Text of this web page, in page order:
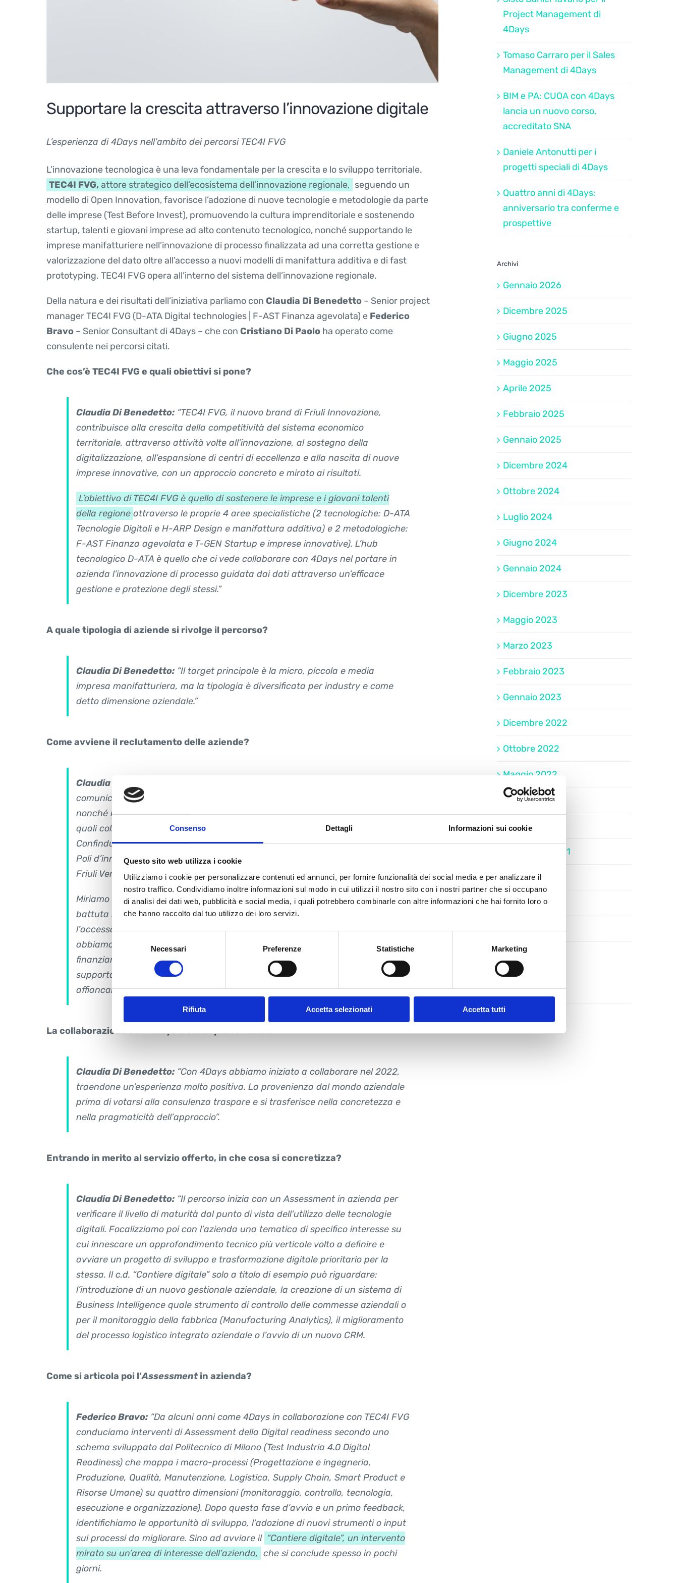
Consenso Dettagli Informazioni sui cookie
Questo sito web utilizza i cookie
Utilizziamo i cookie per personalizzare contenuti ed annunci, per fornire funzionalità dei social media e per analizzare il
nostro traffico. Condividiamo inoltre informazioni sul modo in cui utilizzi il nostro sito con i nostri partner che si occupano
di analisi dei dati web, pubblicità e social media, i quali potrebbero combinarle con altre informazioni che hai fornito loro o
che hanno raccolto dal tuo utilizzo dei loro servizi.
del
consenso
Necessari Preferenze Statistiche Marketing
Rifiuta Accetta selezionati Accetta tutti
Supportare la crescita attraverso l’innovazione digitale
L’esperienza di 4Days nell’ambito dei percorsi TEC4I FVG
L’innovazione tecnologica è una leva fondamentale per la crescita e lo sviluppo territoriale.
TEC4I FVG,attore strategico dell’ecosistema dell’innovazione regionale, seguendo un
modello di Open Innovation, favorisce l’adozione di nuove tecnologie e metodologie da parte
delle imprese (Test Before Invest), promuovendo la cultura imprenditoriale e sostenendo
startup, talenti e giovani imprese ad alto contenuto tecnologico, nonché supportando le
imprese manifatturiere nell’innovazione di processo finalizzata ad una corretta gestione e
valorizzazione del dato oltre all’accesso a nuovi modelli di manifattura additiva e di fast
prototyping. TEC4I FVG opera all’interno del sistema dell’innovazione regionale.
Della natura e dei risultati dell’iniziativa parliamo con Claudia Di Benedetto – Senior project
manager TEC4I FVG (D-ATA Digital technologies | F-AST Finanza agevolata) e Federico
Bravo – Senior Consultant di 4Days – che con Cristiano Di Paolo ha operato come
consulente nei percorsi citati.
Che cos’è TEC4I FVG e quali obiettivi si pone?
Claudia Di Benedetto: “TEC4I FVG, il nuovo brand di Friuli Innovazione,
contribuisce alla crescita della competitività del sistema economico
territoriale, attraverso attività volte all’innovazione, al sostegno della
digitalizzazione, all’espansione di centri di eccellenza e alla nascita di nuove
imprese innovative, con un approccio concreto e mirato ai risultati.
L’obiettivo di TEC4I FVG è quello di sostenere le imprese e i giovani talenti
della regione attraverso le proprie 4 aree specialistiche (2 tecnologiche: D-ATA
Tecnologie Digitali e H-ARP Design e manifattura additiva) e 2 metodologiche:
F-AST Finanza agevolata e T-GEN Startup e imprese innovative). L’hub
tecnologico D-ATA è quello che ci vede collaborare con 4Days nel portare in
azienda l’innovazione di processo guidata dai dati attraverso un’efficace
gestione e protezione degli stessi.”
A quale tipologia di aziende si rivolge il percorso?
Claudia Di Benedetto: “Il target principale è la micro, piccola e media
impresa manifatturiera, ma la tipologia è diversificata per industry e come
detto dimensione aziendale.”
Come avviene il reclutamento delle aziende?
Claudia Di Benedetto:
comunicazione quindi principalmente tramite sito internet e social media,
nonché ricorrendo al supporto dei “collettori”, ovvero attori del territorio con i
quali collaboriamo (es. rappresentanti del mondo delle imprese, come
Confindustria Udine, uno dei soci principali di TEC4I FVG, cluster regionali, altri
Poli d’innovazione, ecc.), anch’essi parte dell’ecosistema dell’innovazione del
Friuli Venezia Giulia.
Miriamo a far conoscere l’opportunità alle aziende, raccogliendo in prima
battuta le loro manifestazioni di interesse e verificandone infine i requisiti per
l’accesso al percorso di supporto alla digitalizzazione. Negli ultimi 5 anni
abbiamo coinvolto una decina di aziende all’anno, grazie al sostegno di un
finanziamento regionale rivolto alle aziende (in regime di aiuti di Stato) che
supporta l’erogazione di tali percorsi… Scegliendo i partner più competenti per
affiancarci negli interventi.”
La collaborazione con 4Days è ormai pluriennale…
Claudia Di Benedetto: “Con 4Days abbiamo iniziato a collaborare nel 2022,
traendone un’esperienza molto positiva. La provenienza dal mondo aziendale
prima di votarsi alla consulenza traspare e si trasferisce nella concretezza e
nella pragmaticità dell’approccio”.
Entrando in merito al servizio offerto, in che cosa si concretizza?
Claudia Di Benedetto: “Il percorso inizia con un Assessment in azienda per
verificare il livello di maturità dal punto di vista dell’utilizzo delle tecnologie
digitali. Focalizziamo poi con l’azienda una tematica di specifico interesse su
cui innescare un approfondimento tecnico più verticale volto a definire e
avviare un progetto di sviluppo e trasformazione digitale prioritario per la
stessa. Il c.d. “Cantiere digitale” solo a titolo di esempio può riguardare:
l’introduzione di un nuovo gestionale aziendale, la creazione di un sistema di
Business Intelligence quale strumento di controllo delle commesse aziendali o
per il monitoraggio della fabbrica (Manufacturing Analytics), il miglioramento
del processo logistico integrato aziendale o l’avvio di un nuovo CRM.
Come si articola poi l’Assessmentin azienda?
Federico Bravo: “Da alcuni anni come 4Days in collaborazione con TEC4I FVG
conduciamo interventi diAssessment della Digital readiness secondo uno
schema sviluppato dal Politecnico di Milano (Test Industria 4.0 Digital
Readiness) che mappa i macro-processi (Progettazione e ingegneria,
Produzione, Qualità, Manutenzione, Logistica, Supply Chain, Smart Product e
Risorse Umane) su quattro dimensioni (monitoraggio, controllo, tecnologia,
esecuzione e organizzazione). Dopo questa fase d’avvio e un primo feedback,
identifichiamo le opportunità di sviluppo, l’adozione di nuovi strumenti o input
sui processi da migliorare. Sino ad avviare il “Cantiere digitale”, un intervento
mirato su un’area di interesse dell’azienda, che si conclude spesso in pochi
giorni.
Project Management di
4Days
Tomaso Carraro per il Sales
Management di 4Days
BIM e PA: CUOA con 4Days
lancia un nuovo corso,
accreditato SNA
Daniele Antonutti per i
progetti speciali di 4Days
Quattro anni di 4Days:
anniversario tra conferme e
prospettive
Archivi
Gennaio 2026
Dicembre 2025
Giugno 2025
Maggio 2025
Aprile 2025
Febbraio 2025
Gennaio 2025
Dicembre 2024
Ottobre 2024
Luglio 2024
Giugno 2024
Gennaio 2024
Dicembre 2023
Maggio 2023
Marzo 2023
Febbraio 2023
Gennaio 2023
Dicembre 2022
Ottobre 2022
Maggio 2022
Marzo 2022
Dicembre 2021
Settembre 2021
Maggio 2021
Aprile 2021
Marzo 2021
Categorie
4Days